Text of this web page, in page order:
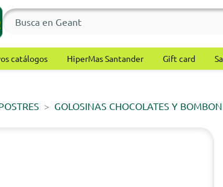
catálogos HiperMas Santander Gift card
GOLOSINAS CHOCOLATES Y